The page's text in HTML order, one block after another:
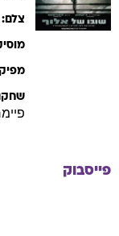
צלם:
פייסבוק